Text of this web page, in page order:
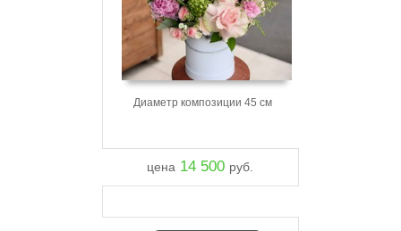
Диаметр композиции 45 см
цена 14 500 руб.